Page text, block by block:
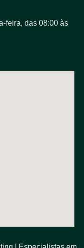
feira, das 08:00 às